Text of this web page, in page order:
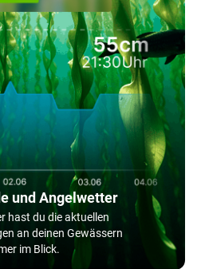
und Angelwetter
hast du die aktuellen
an deinen Gewässern
im Blick.